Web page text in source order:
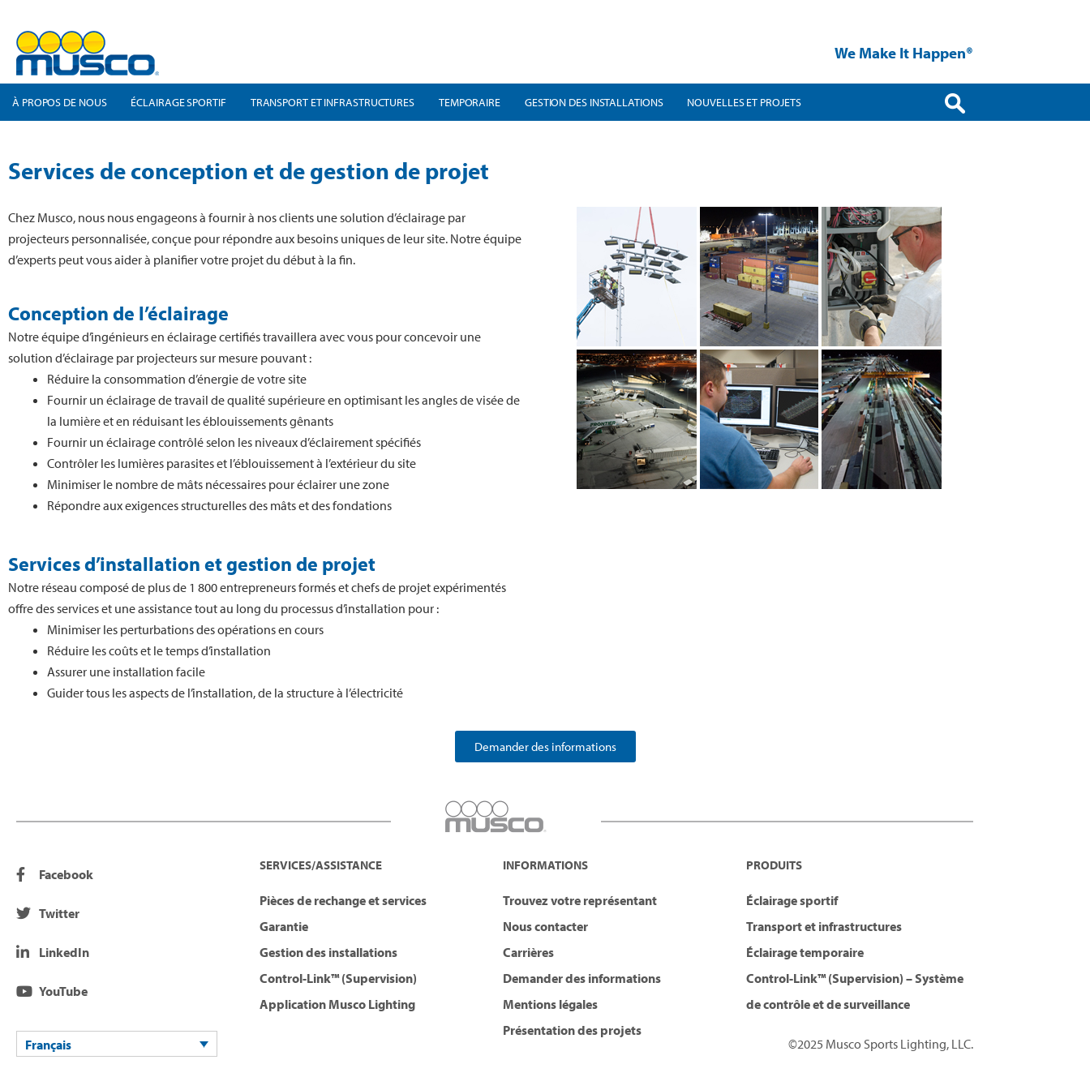
We Make It Happen®
À PROPOS DE NOUS ÉCLAIRAGE SPORTIF TRANSPORT ET INFRASTRUCTURES TEMPORAIRE GESTION DES INSTALLATIONS NOUVELLES ET PROJETS
Services de conception et de gestion de projet
Chez Musco, nous nous engageons à fournir à nos clients une solution d’éclairage par
projecteurs personnalisée, conçue pour répondre aux besoins uniques de leur site. Notre équipe
d’experts peut vous aider à planifier votre projet du début à la fin.
Conception de l’éclairage
Notre équipe d’ingénieurs en éclairage certifiés travaillera avec vous pour concevoir une
solution d’éclairage par projecteurs sur mesure pouvant :
Réduire la consommation d’énergie de votre site
Fournir un éclairage de travail de qualité supérieure en optimisant les angles de visée de
la lumière et en réduisant les éblouissements gênants
Fournir un éclairage contrôlé selon les niveaux d’éclairement spécifiés
Contrôler les lumières parasites et l’éblouissement à l’extérieur du site
Minimiser le nombre de mâts nécessaires pour éclairer une zone
Répondre aux exigences structurelles des mâts et des fondations
Services d’installation et gestion de projet
Notre réseau composé de plus de 1 800 entrepreneurs formés et chefs de projet expérimentés
offre des services et une assistance tout au long du processus d’installation pour :
Minimiser les perturbations des opérations en cours
Réduire les coûts et le temps d’installation
Assurer une installation facile
Guider tous les aspects de l’installation, de la structure à l’électricité
Demander des informations
Facebook
Twitter
LinkedIn
YouTube
Français
SERVICES/ASSISTANCE
Pièces de rechange et services
Garantie
Gestion des installations
Control-Link™ (Supervision)
Application Musco Lighting
INFORMATIONS
Trouvez votre représentant
Nous contacter
Carrières
Demander des informations
Mentions légales
Présentation des projets
PRODUITS
Éclairage sportif
Transport et infrastructures
Éclairage temporaire
Control-Link™ (Supervision) – Système
de contrôle et de surveillance
©2025 Musco Sports Lighting, LLC.